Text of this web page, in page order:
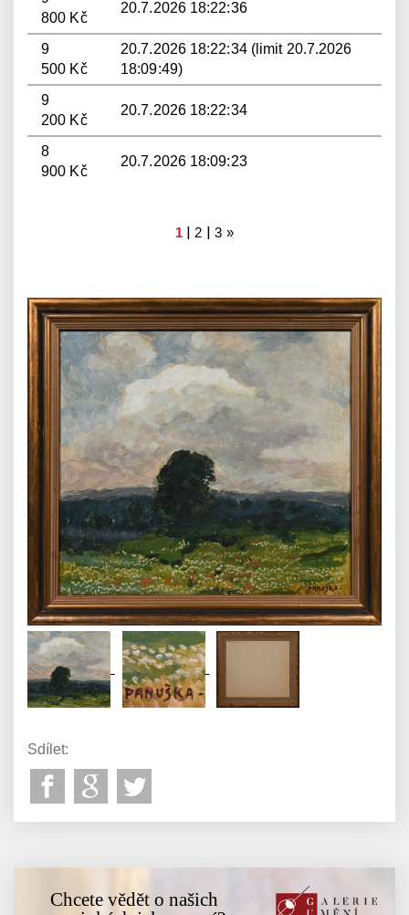
800 Kč
20.7.2026 18:22:36
9
500 Kč
20.7.2026 18:22:34 (limit 20.7.2026
18:09:49)
9
200 Kč
20.7.2026 18:22:34
8
900 Kč
20.7.2026 18:09:23
1 |2 | 3 »
Sdílet:
Chcete vědět o našich